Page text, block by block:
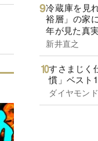
冷蔵庫を見
裕層」の家
年が見た真実
新井直之
すさまじく
慣」ベスト1
ダイヤモン